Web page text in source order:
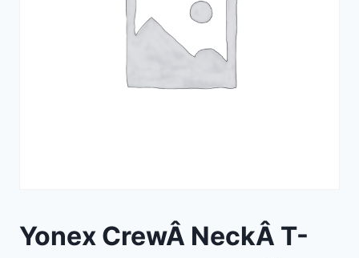
Yonex CrewÂ NeckÂ T-